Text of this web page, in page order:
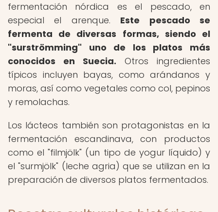
fermentación nórdica es el pescado, en
especial el arenque. Este pescado se
fermenta de diversas formas, siendo el
"surströmming" uno de los platos más
conocidos en Suecia. Otros ingredientes
típicos incluyen bayas, como arándanos y
moras, así como vegetales como col, pepinos
y remolachas.
Los lácteos también son protagonistas en la
fermentación escandinava, con productos
como el "filmjölk" (un tipo de yogur líquido) y
el "surmjölk" (leche agria) que se utilizan en la
preparación de diversos platos fermentados.